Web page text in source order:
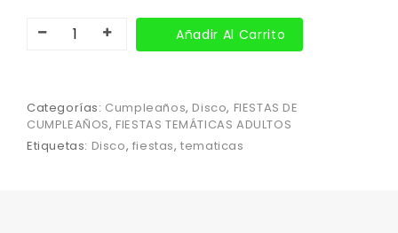
Añadir Al Carrito
Categorías: Cumpleaños, Disco, FIESTAS DE
CUMPLEAÑOS, FIESTAS TEMÁTICAS ADULTOS
Etiquetas: Disco, fiestas,tematicas